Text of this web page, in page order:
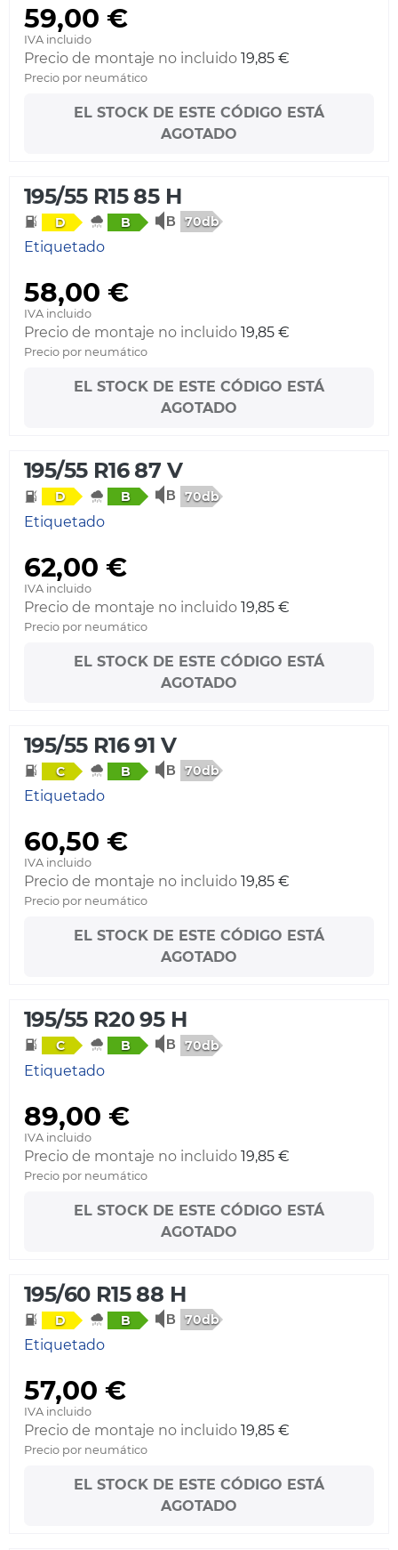
59,00 €
IVA incluido
Precio de montaje no incluido 19,85 €
Precio por neumático
EL STOCK DE ESTE CÓDIGO ESTÁ
AGOTADO
195/55 R15 85 H
D B 70db
Etiquetado
58,00 €
IVA incluido
Precio de montaje no incluido 19,85 €
Precio por neumático
EL STOCK DE ESTE CÓDIGO ESTÁ
AGOTADO
195/55 R16 87 V
D B 70db
Etiquetado
62,00 €
IVA incluido
Precio de montaje no incluido 19,85 €
Precio por neumático
EL STOCK DE ESTE CÓDIGO ESTÁ
AGOTADO
195/55 R16 91 V
C B 70db
Etiquetado
60,50 €
IVA incluido
Precio de montaje no incluido 19,85 €
Precio por neumático
EL STOCK DE ESTE CÓDIGO ESTÁ
AGOTADO
195/55 R20 95 H
C B 70db
Etiquetado
89,00 €
IVA incluido
Precio de montaje no incluido 19,85 €
Precio por neumático
EL STOCK DE ESTE CÓDIGO ESTÁ
AGOTADO
195/60 R15 88 H
D B 70db
Etiquetado
57,00 €
IVA incluido
Precio de montaje no incluido 19,85 €
Precio por neumático
EL STOCK DE ESTE CÓDIGO ESTÁ
AGOTADO